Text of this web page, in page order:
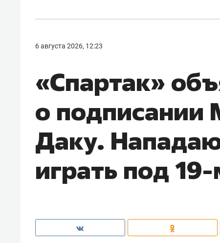
6 августа 2026, 12:23
«Спартак»
о подписании
Даку.
играть под